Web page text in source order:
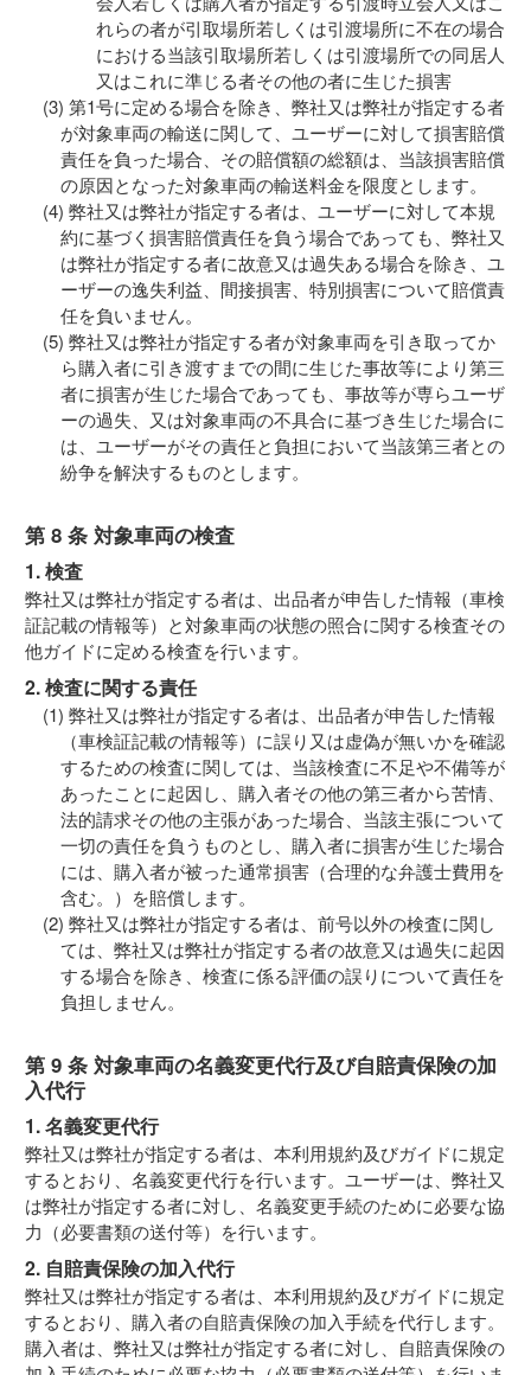
れらの者が引取場所若しくは引渡場所に不在の場合
における当該引取場所若しくは引渡場所での同居人
又はこれに準じる者その他の者に生じた損害
第1号に定める場合を除き、弊社又は弊社が指定する者
が対象車両の輸送に関して、ユーザーに対して損害賠償
責任を負った場合、その賠償額の総額は、当該損害賠償
の原因となった対象車両の輸送料金を限度とします。
弊社又は弊社が指定する者は、ユーザーに対して本規
約に基づく損害賠償責任を負う場合であっても、弊社又
は弊社が指定する者に故意又は過失ある場合を除き、ユ
ーザーの逸失利益、間接損害、特別損害について賠償責
任を負いません。
弊社又は弊社が指定する者が対象車両を引き取ってか
ら購入者に引き渡すまでの間に生じた事故等により第三
者に損害が生じた場合であっても、事故等が専らユーザ
ーの過失、又は対象車両の不具合に基づき生じた場合に
は、ユーザーがその責任と負担において当該第三者との
紛争を解決するものとします。
第 8 条 対象車両の検査
1. 検査
弊社又は弊社が指定する者は、出品者が申告した情報（車検
証記載の情報等）と対象車両の状態の照合に関する検査その
他ガイドに定める検査を行います。
2. 検査に関する責任
弊社又は弊社が指定する者は、出品者が申告した情報
（車検証記載の情報等）に誤り又は虚偽が無いかを確認
するための検査に関しては、当該検査に不足や不備等が
あったことに起因し、購入者その他の第三者から苦情、
法的請求その他の主張があった場合、当該主張について
一切の責任を負うものとし、購入者に損害が生じた場合
には、購入者が被った通常損害（合理的な弁護士費用を
含む。）を賠償します。
弊社又は弊社が指定する者は、前号以外の検査に関し
ては、弊社又は弊社が指定する者の故意又は過失に起因
する場合を除き、検査に係る評価の誤りについて責任を
負担しません。
第 9 条 対象車両の名義変更代行及び自賠責保険の加
入代行
1. 名義変更代行
弊社又は弊社が指定する者は、本利用規約及びガイドに規定
するとおり、名義変更代行を行います。ユーザーは、弊社又
は弊社が指定する者に対し、名義変更手続のために必要な協
力（必要書類の送付等）を行います。
2. 自賠責保険の加入代行
弊社又は弊社が指定する者は、本利用規約及びガイドに規定
するとおり、購入者の自賠責保険の加入手続を代行します。
購入者は、弊社又は弊社が指定する者に対し、自賠責保険の